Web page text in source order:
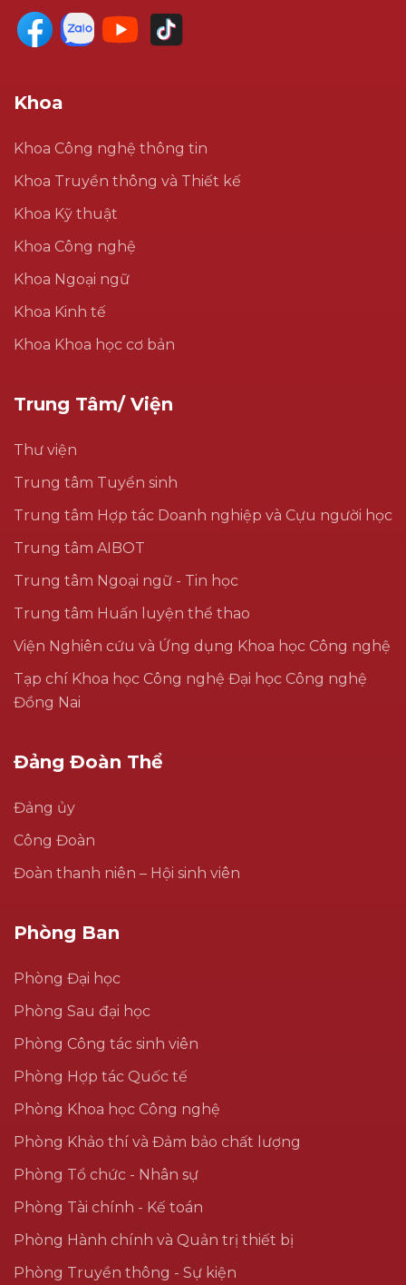
Khoa
Khoa Công nghệ thông tin
Khoa Truyền thông và Thiết kế
Khoa Kỹ thuật
Khoa Công nghệ
Khoa Ngoại ngữ
Khoa Kinh tế
Khoa Khoa học cơ bản
Trung Tâm/ Viện
Thư viện
Trung tâm Tuyển sinh
Trung tâm Hợp tác Doanh nghiệp và Cựu người học
Trung tâm AIBOT
Trung tâm Ngoại ngữ - Tin học
Trung tâm Huấn luyện thể thao
Viện Nghiên cứu và Ứng dụng Khoa học Công nghệ
Tạp chí Khoa học Công nghệ Đại học Công nghệ
Đồng Nai
Đảng Đoàn Thể
Đảng ủy
Công Đoàn
Đoàn thanh niên – Hội sinh viên
Phòng Ban
Phòng Đại học
Phòng Sau đại học
Phòng Công tác sinh viên
Phòng Hợp tác Quốc tế
Phòng Khoa học Công nghệ
Phòng Khảo thí và Đảm bảo chất lượng
Phòng Tổ chức - Nhân sự
Phòng Tài chính - Kế toán
Phòng Hành chính và Quản trị thiết bị
Phòng Truyền thông - Sự kiện